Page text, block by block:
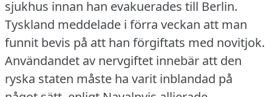
sjukhus innan han evakuerades till Berlin.
Tyskland meddelade i förra veckan att man
funnit bevis på att han förgiftats med novitjok.
Användandet av nervgiftet innebär att den
ryska staten måste ha varit inblandad på